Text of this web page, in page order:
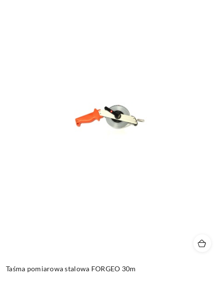
Taśma pomiarowa stalowa FORGEO 30m